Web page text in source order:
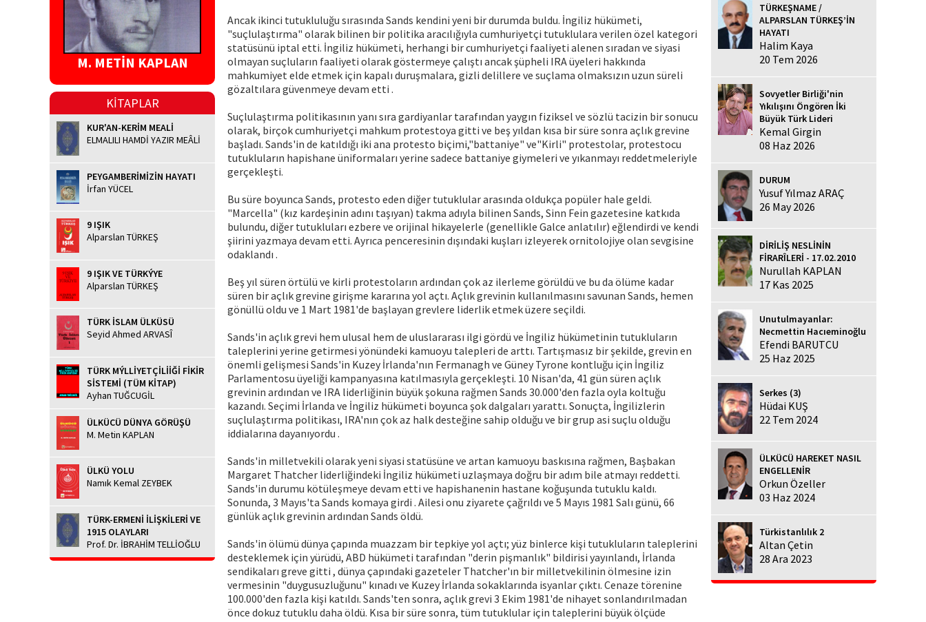
M. METİN KAPLAN
KİTAPLAR
KUR'AN-KERİM MEALİ
ELMALILI HAMDİ YAZIR MEÂLİ
PEYGAMBERİMİZİN HAYATI
İrfan YÜCEL
9 IŞIK
Alparslan TÜRKEŞ
9 IŞIK VE TÜRKÝYE
Alparslan TÜRKEŞ
TÜRK İSLAM ÜLKÜSÜ
Seyid Ahmed ARVASÎ
TÜRK MÝLLİYETÇİLİİĞİ FİKİR
SİSTEMİ (TÜM KİTAP)
Ayhan TUĞCUGİL
ÜLKÜCÜ DÜNYA GÖRÜŞÜ
M. Metin KAPLAN
ÜLKÜ YOLU
Namık Kemal ZEYBEK
TÜRK-ERMENİ İLİŞKİLERİ VE
1915 OLAYLARI
Prof. Dr. İBRAHİM TELLİOĞLU
Ancak ikinci tutukluluğu sırasında Sands kendini yeni bir durumda buldu. İngiliz hükümeti,
"suçlulaştırma" olarak bilinen bir politika aracılığıyla cumhuriyetçi tutuklulara verilen özel kategori
statüsünü iptal etti. İngiliz hükümeti, herhangi bir cumhuriyetçi faaliyeti alenen sıradan ve siyasi
olmayan suçluların faaliyeti olarak göstermeye çalıştı ancak şüpheli IRA üyeleri hakkında
mahkumiyet elde etmek için kapalı duruşmalara, gizli delillere ve suçlama olmaksızın uzun süreli
gözaltılara güvenmeye devam etti .
Suçlulaştırma politikasının yanı sıra gardiyanlar tarafından yaygın fiziksel ve sözlü tacizin bir sonucu
olarak, birçok cumhuriyetçi mahkum protestoya gitti ve beş yıldan kısa bir süre sonra açlık grevine
başladı. Sands'in de katıldığı iki ana protesto biçimi,"battaniye" ve"Kirli" protestolar, protestocu
tutukluların hapishane üniformaları yerine sadece battaniye giymeleri ve yıkanmayı reddetmeleriyle
gerçekleşti.
Bu süre boyunca Sands, protesto eden diğer tutuklular arasında oldukça popüler hale geldi.
"Marcella" (kız kardeşinin adını taşıyan) takma adıyla bilinen Sands, Sinn Fein gazetesine katkıda
bulundu, diğer tutukluları ezbere ve orijinal hikayelerle (genellikle Galce anlatılır) eğlendirdi ve kendi
şiirini yazmaya devam etti. Ayrıca penceresinin dışındaki kuşları izleyerek ornitolojiye olan sevgisine
odaklandı .
Beş yıl süren örtülü ve kirli protestoların ardından çok az ilerleme görüldü ve bu da ölüme kadar
süren bir açlık grevine girişme kararına yol açtı. Açlık grevinin kullanılmasını savunan Sands, hemen
gönüllü oldu ve 1 Mart 1981'de başlayan grevlere liderlik etmek üzere seçildi.
Sands'in açlık grevi hem ulusal hem de uluslararası ilgi gördü ve İngiliz hükümetinin tutukluların
taleplerini yerine getirmesi yönündeki kamuoyu talepleri de arttı. Tartışmasız bir şekilde, grevin en
önemli gelişmesi Sands'in Kuzey İrlanda'nın Fermanagh ve Güney Tyrone kontluğu için İngiliz
Parlamentosu üyeliği kampanyasına katılmasıyla gerçekleşti. 10 Nisan'da, 41 gün süren açlık
grevinin ardından ve IRA liderliğinin büyük şokuna rağmen Sands 30.000'den fazla oyla koltuğu
kazandı. Seçimi İrlanda ve İngiliz hükümeti boyunca şok dalgaları yarattı. Sonuçta, İngilizlerin
suçlulaştırma politikası, IRA'nın çok az halk desteğine sahip olduğu ve bir grup asi suçlu olduğu
iddialarına dayanıyordu .
Sands'in milletvekili olarak yeni siyasi statüsüne ve artan kamuoyu baskısına rağmen, Başbakan
Margaret Thatcher liderliğindeki İngiliz hükümeti uzlaşmaya doğru bir adım bile atmayı reddetti.
Sands'in durumu kötüleşmeye devam etti ve hapishanenin hastane koğuşunda tutuklu kaldı.
Sonunda, 3 Mayıs'ta Sands komaya girdi . Ailesi onu ziyarete çağrıldı ve 5 Mayıs 1981 Salı günü, 66
günlük açlık grevinin ardından Sands öldü.
Sands'in ölümü dünya çapında muazzam bir tepkiye yol açtı; yüz binlerce kişi tutukluların taleplerini
desteklemek için yürüdü, ABD hükümeti tarafından "derin pişmanlık" bildirisi yayınlandı, İrlanda
sendikaları greve gitti , dünya çapındaki gazeteler Thatcher'ın bir milletvekilinin ölmesine izin
vermesinin "duygusuzluğunu" kınadı ve Kuzey İrlanda sokaklarında isyanlar çıktı. Cenaze törenine
100.000'den fazla kişi katıldı. Sands'ten sonra, açlık grevi 3 Ekim 1981'de nihayet sonlandırılmadan
önce dokuz tutuklu daha öldü. Kısa bir süre sonra, tüm tutuklular için taleplerini büyük ölçüde
TÜRKEŞNAME /
ALPARSLAN TÜRKEŞ’İN
HAYATI
Halim Kaya
20 Tem 2026
Sovyetler Birliği'nin
Yıkılışını Öngören İki
Büyük Türk Lideri
Kemal Girgin
08 Haz 2026
DURUM
Yusuf Yılmaz ARAÇ
26 May 2026
DİRİLİŞ NESLİNİN
FİRARÎLERİ - 17.02.2010
Nurullah KAPLAN
17 Kas 2025
Unutulmayanlar:
Necmettin Hacıeminoğlu
Efendi BARUTCU
25 Haz 2025
Serkes (3)
Hüdai KUŞ
22 Tem 2024
ÜLKÜCÜ HAREKET NASIL
ENGELLENİR
Orkun Özeller
03 Haz 2024
Türkistanlılık 2
Altan Çetin
28 Ara 2023